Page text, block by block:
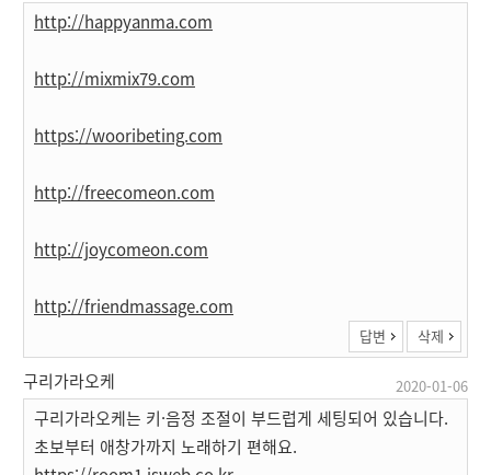
http://happyanma.com
http://mixmix79.com
https://wooribeting.com
http://freecomeon.com
http://joycomeon.com
http://friendmassage.com
답변 삭제
구리가라오케 2020-01-06
구리가라오케는 키·음정 조절이 부드럽게 세팅되어 있습니다.
초보부터 애창가까지 노래하기 편해요.